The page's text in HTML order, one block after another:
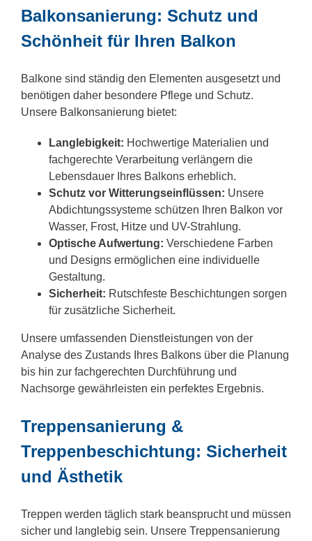
Balkonsanierung: Schutz und
Schönheit für Ihren Balkon
Balkone sind ständig den Elementen ausgesetzt und
benötigen daher besondere Pflege und Schutz.
Unsere Balkonsanierung bietet:
Langlebigkeit: Hochwertige Materialien und
fachgerechte Verarbeitung verlängern die
Lebensdauer Ihres Balkons erheblich.
Schutz vor Witterungseinflüssen: Unsere
Abdichtungssysteme schützen Ihren Balkon vor
Wasser, Frost, Hitze und UV-Strahlung.
Optische Aufwertung: Verschiedene Farben
und Designs ermöglichen eine individuelle
Gestaltung.
Sicherheit: Rutschfeste Beschichtungen sorgen
für zusätzliche Sicherheit.
Unsere umfassenden Dienstleistungen von der
Analyse des Zustands Ihres Balkons über die Planung
bis hin zur fachgerechten Durchführung und
Nachsorge gewährleisten ein perfektes Ergebnis.
Treppensanierung &
Treppenbeschichtung: Sicherheit
und Ästhetik
Treppen werden täglich stark beansprucht und müssen
sicher und langlebig sein. Unsere Treppensanierung